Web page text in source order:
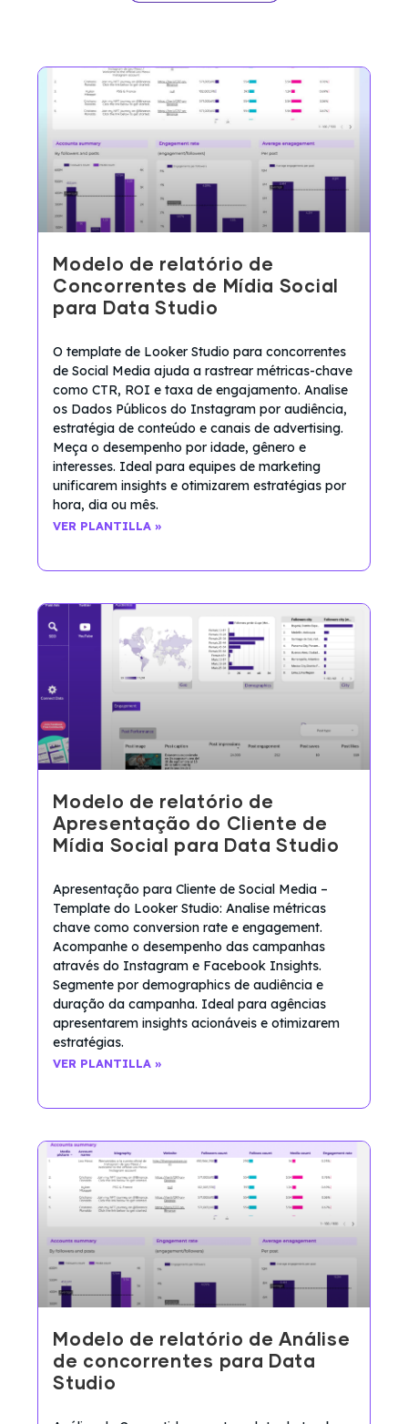
Modelo de relatório de
Concorrentes de Mídia Social
para Data Studio
O template de Looker Studio para concorrentes
de Social Media ajuda a rastrear métricas-chave
como CTR, ROI e taxa de engajamento. Analise
os Dados Públicos do Instagram por audiência,
estratégia de conteúdo e canais de advertising.
Meça o desempenho por idade, gênero e
interesses. Ideal para equipes de marketing
unificarem insights e otimizarem estratégias por
hora, dia ou mês.
VER PLANTILLA »
Modelo de relatório de
Apresentação do Cliente de
Mídia Social para Data Studio
Apresentação para Cliente de Social Media –
Template do Looker Studio: Analise métricas
chave como conversion rate e engagement.
Acompanhe o desempenho das campanhas
através do Instagram e Facebook Insights.
Segmente por demographics de audiência e
duração da campanha. Ideal para agências
apresentarem insights acionáveis e otimizarem
estratégias.
VER PLANTILLA »
Modelo de relatório de Análise
de concorrentes para Data
Studio